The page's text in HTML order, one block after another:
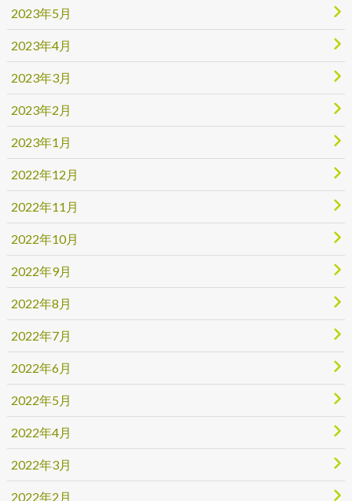
2023年5月
2023年4月
2023年3月
2023年2月
2023年1月
2022年12月
2022年11月
2022年10月
2022年9月
2022年8月
2022年7月
2022年6月
2022年5月
2022年4月
2022年3月
2022年2月